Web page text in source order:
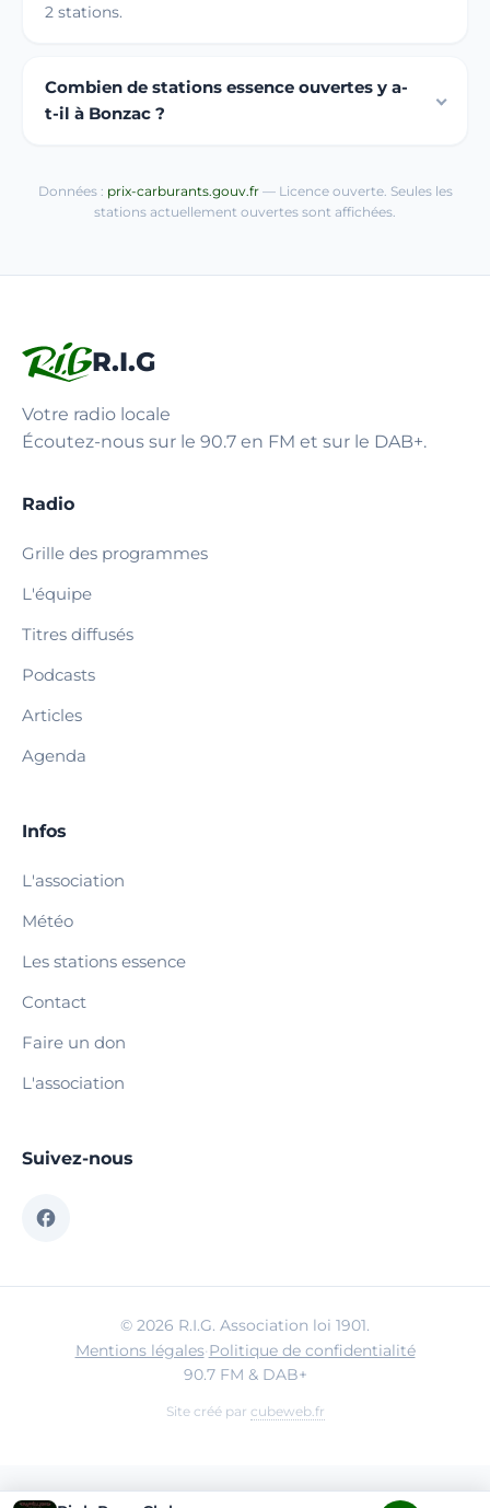
2 stations.
Combien de stations essence ouvertes y a-
t-il à Bonzac ?
Données : prix-carburants.gouv.fr— Licence ouverte. Seules les
stations actuellement ouvertes sont affichées.
R.I.G
Votre radio locale
Écoutez-nous sur le 90.7 en FM et sur le DAB+.
Radio
Grille des programmes
L'équipe
Titres diffusés
Podcasts
Articles
Agenda
Infos
L'association
Météo
Les stations essence
Contact
Faire un don
L'association
Suivez-nous
© 2026 R.I.G. Association loi 1901.
Mentions légales·Politique de confidentialité
90.7 FM & DAB+
Site créé par cubeweb.fr